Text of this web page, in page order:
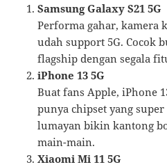
Samsung Galaxy S21 5G
Performa gahar, kamera
udah support 5G. Cocok
flagship dengan segala
iPhone 13 5G
Buat fans Apple, iPhone
punya chipset yang
lumayan bikin kantong
main-main.
Xiaomi Mi 11 5G